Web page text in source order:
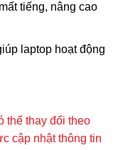
tiếng, nâng cao
laptop hoạt động
thể thay đổi theo
cập nhật thông tin